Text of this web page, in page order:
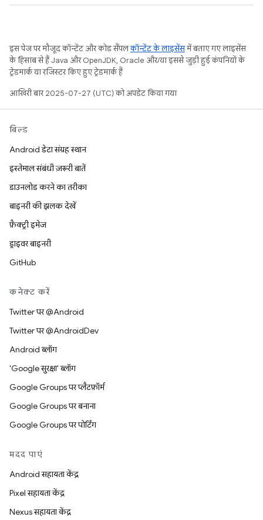
इस पेज पर मौजूद कॉन्टेंट और कोड सैंपलकॉन्टेंट के लाइसेंसमें बताए गए लाइसेंस
के हिसाब से हैं. Java और OpenJDK, Oracle और/या इससे जुड़ी हुई कंपनियों के
ट्रेडमार्क या रजिस्टर किए हुए ट्रेडमार्क हैं.
आखिरी बार 2025-07-27 (UTC) को अपडेट किया गया.
बिल्ड
Android डेटा संग्रह स्थान
इस्तेमाल संबंधी ज़रूरी बातें
डाउनलोड करने का तरीका
बाइनरी की झलक देखें
फ़ैक्ट्री इमेज
ड्राइवर बाइनरी
GitHub
कनेक्ट करें
Twitter पर @Android
Twitter पर @AndroidDev
Android ब्लॉग
'Google सुरक्षा' ब्लॉग
Google Groups पर प्लैटफ़ॉर्म
Google Groups पर बनाना
Google Groups पर पोर्टिंग
मदद पाएं
Android सहायता केंद्र
Pixel सहायता केंद्र
Nexus सहायता केंद्र